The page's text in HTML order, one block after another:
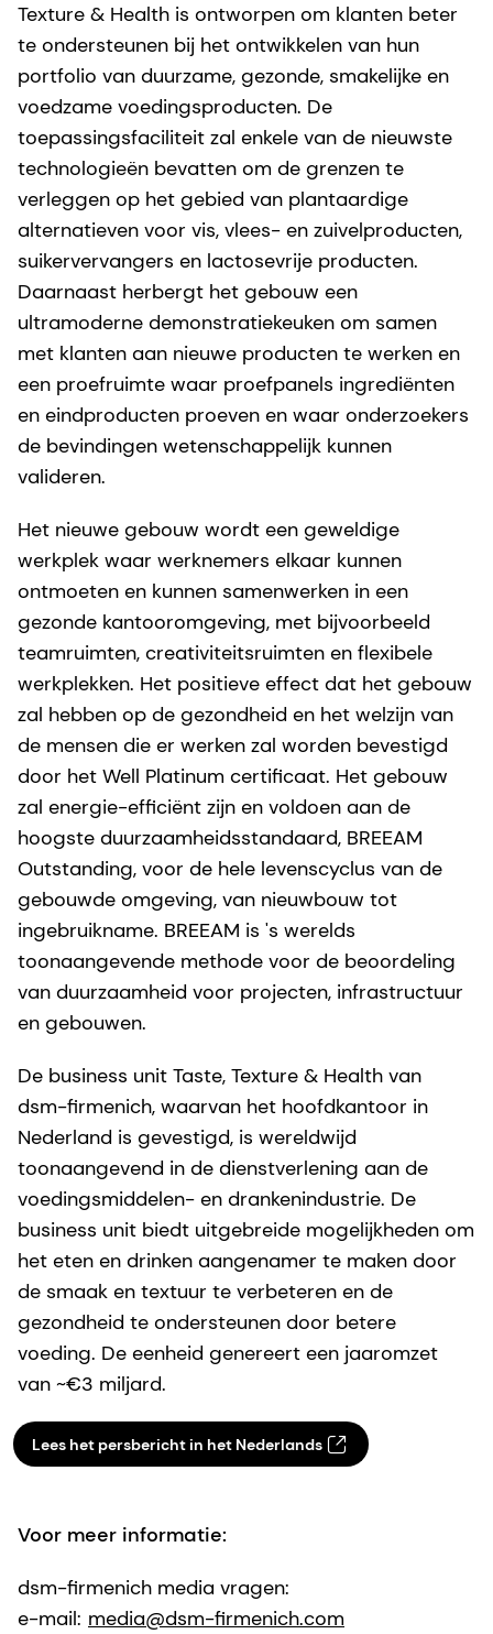
Texture & Health is ontworpen om klanten beter
te ondersteunen bij het ontwikkelen van hun
portfolio van duurzame, gezonde, smakelijke en
voedzame voedingsproducten. De
toepassingsfaciliteit zal enkele van de nieuwste
technologieën bevatten om de grenzen te
verleggen op het gebied van plantaardige
alternatieven voor vis, vlees- en zuivelproducten,
suikervervangers en lactosevrije producten.
Daarnaast herbergt het gebouw een
ultramoderne demonstratiekeuken om samen
met klanten aan nieuwe producten te werken en
een proefruimte waar proefpanels ingrediënten
en eindproducten proeven en waar onderzoekers
de bevindingen wetenschappelijk kunnen
valideren.
Het nieuwe gebouw wordt een geweldige
werkplek waar werknemers elkaar kunnen
ontmoeten en kunnen samenwerken in een
gezonde kantooromgeving, met bijvoorbeeld
teamruimten, creativiteitsruimten en flexibele
werkplekken. Het positieve effect dat het gebouw
zal hebben op de gezondheid en het welzijn van
de mensen die er werken zal worden bevestigd
door het Well Platinum certificaat. Het gebouw
zal energie-efficiënt zijn en voldoen aan de
hoogste duurzaamheidsstandaard, BREEAM
Outstanding, voor de hele levenscyclus van de
gebouwde omgeving, van nieuwbouw tot
ingebruikname. BREEAM is 's werelds
toonaangevende methode voor de beoordeling
van duurzaamheid voor projecten, infrastructuur
en gebouwen.
De business unit Taste, Texture & Health van
dsm-firmenich, waarvan het hoofdkantoor in
Nederland is gevestigd, is wereldwijd
toonaangevend in de dienstverlening aan de
voedingsmiddelen- en drankenindustrie. De
business unit biedt uitgebreide mogelijkheden om
het eten en drinken aangenamer te maken door
de smaak en textuur te verbeteren en de
gezondheid te ondersteunen door betere
voeding. De eenheid genereert een jaaromzet
van ~€3 miljard.
Lees het persbericht in het Nederlands
Voor meer informatie:
dsm-firmenich media vragen:
e-mail: media@dsm-firmenich.com